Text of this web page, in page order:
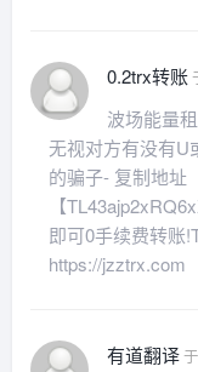
0.2trx转账
波场能量
无视对方有没有U
的骗子- 复制地址
【
即可0手续费转账
https://jzztrx.com
有道翻译